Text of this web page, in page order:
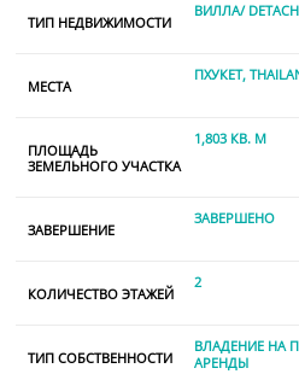
ТИП НЕДВИЖИМОСТИ
ВИЛЛА/
МЕСТА
ПХУКЕТ,
ПЛОЩАДЬ
ЗЕМЕЛЬНОГО УЧАСТКА
1,803 КВ. М
ЗАВЕРШЕНИЕ
ЗАВЕРШЕНО
КОЛИЧЕСТВО ЭТАЖЕЙ
2
ТИП СОБСТВЕННОСТИ
ВЛАДЕНИЕ НА
АРЕНДЫ